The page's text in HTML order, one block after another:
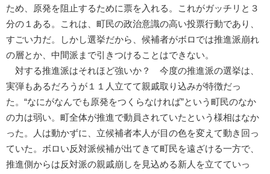
ため、原発を阻止するために票を入れる。これがガッチリと３
分の１ある。これは、町民の政治意識の高い投票行動であり、
すごい力だ。しかし選挙だから、候補者がボロでは推進派崩れ
の層とか、中間派まで引きつけることはできない。
対する推進派はそれほど強いか？ 今度の推進派の選挙は、
実弾もあるだろうが１１人立てて親戚取り込みが特徴だっ
た。“なにがなんでも原発をつくらなければ”という町民のなか
の力は弱い。町全体が推進で動員されていたという様相はなか
った。人は動かずに、立候補者本人が目の色を変えて動き回っ
ていた。ボロい反対派候補が出てきて町民を遠ざける一方で、
推進側からは反対派の親戚崩しを見込める新人を立てていっ